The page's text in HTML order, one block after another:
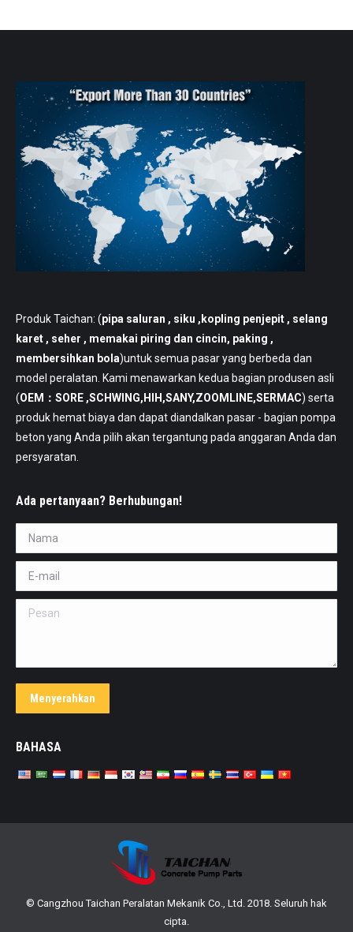
Produk Taichan: (pipa saluran , siku ,kopling penjepit , selang
karet , seher , memakai piring dan cincin, paking ,
membersihkan bola)untuk semua pasar yang berbeda dan
model peralatan. Kami menawarkan kedua bagian produsen asli
(OEM：SORE ,SCHWING,HIH,SANY,ZOOMLINE,SERMAC) serta
produk hemat biaya dan dapat diandalkan pasar - bagian pompa
beton yang Anda pilih akan tergantung pada anggaran Anda dan
persyaratan.
Ada pertanyaan? Berhubungan!
Nama *
E-mail *
Pesan
Menyerahkan
BAHASA
© Cangzhou Taichan Peralatan Mekanik Co., Ltd. 2018. Seluruh hak
cipta.